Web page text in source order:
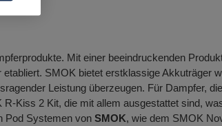
Mit einer beeindruckenden
etabliert. SMOK bietet erstklassige Akkuträger
Leistung überzeugen. Für Dampfer,
Kiss 2 Kit, die mit allem ausgestattet sind,
Pod Systemen von SMOK, wie dem SMOK